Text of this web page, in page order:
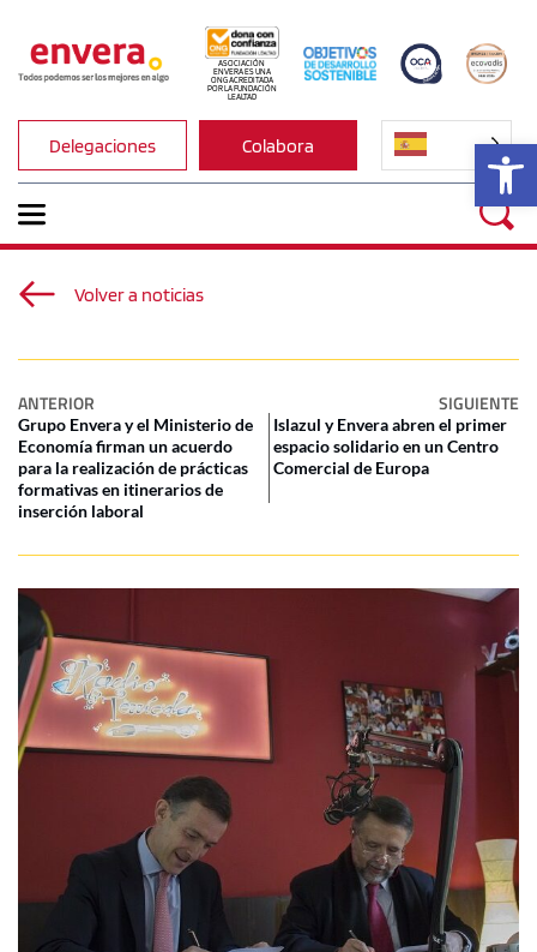
ASOCIACIÓN
ENVERA ES UNA
ONG ACREDITADA
POR LA FUNDACIÓN
LEALTAD
Delegaciones Colabora
Volver a noticias
ANTERIOR SIGUIENTE
Grupo Envera y el Ministerio de
Economía firman un acuerdo
para la realización de prácticas
formativas en itinerarios de
inserción laboral
Islazul y Envera abren el primer
espacio solidario en un Centro
Comercial de Europa